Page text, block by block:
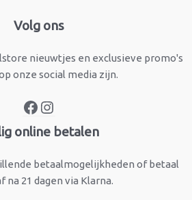
Volg ons
nieuwtjes en exclusieve promo's
onze social media zijn.
Facebook
online betalen
betaalmogelijkheden of betaal
na 21 dagen via Klarna.